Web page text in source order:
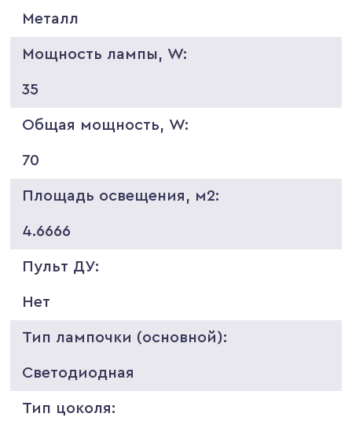
Металл
Мощность лампы, W:
35
Общая мощность, W:
70
Площадь освещения, м2:
4.6666
Пульт ДУ:
Нет
Тип лампочки (основной):
Светодиодная
Тип цоколя: